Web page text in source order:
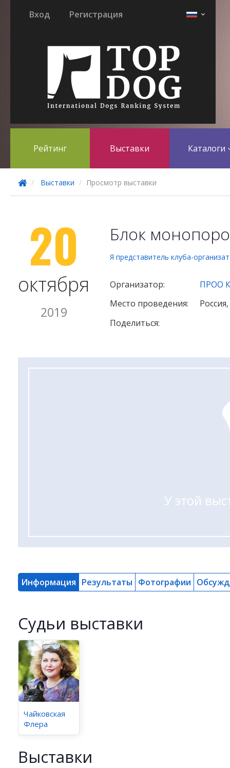
Вход Регистрация
Рейтинг Выставки Каталоги
Выставки Просмотр выставки
20
октября
2019
Блок
Я представитель клуба-
Организатор:
ПРОО
Место проведения:
Поделиться:
У этой
Информация Результаты Фотографии
Cудьи выставки
Чайковская
Флера
Выставки